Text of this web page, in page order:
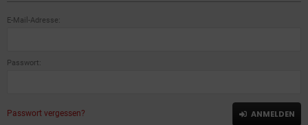
E-Mail-Adresse:
Passwort:
Passwort vergessen? ANMELDEN